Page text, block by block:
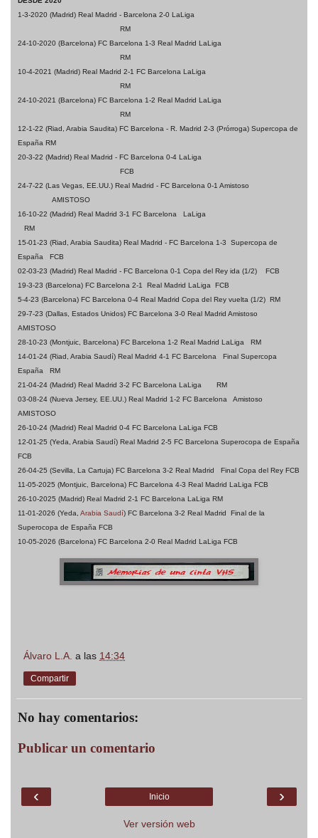
1-3-2020 (Madrid) Real Madrid - Barcelona 2-0 LaLiga
RM
24-10-2020 (Barcelona) FC Barcelona 1-3 Real Madrid LaLiga
RM
10-4-2021 (Madrid) Real Madrid 2-1 FC Barcelona LaLiga
RM
24-10-2021 (Barcelona) FC Barcelona 1-2 Real Madrid LaLiga
RM
12-1-22 (Riad, Arabia Saudita) FC Barcelona - R. Madrid 2-3 (Prórroga) Supercopa de
España RM
20-3-22 (Madrid) Real Madrid - FC Barcelona 0-4 LaLiga
FCB
24-7-22 (Las Vegas, EE.UU.) Real Madrid - FC Barcelona 0-1 Amistoso
AMISTOSO
16-10-22 (Madrid) Real Madrid 3-1 FC Barcelona LaLiga
RM
15-01-23 (Riad, Arabia Saudita) Real Madrid - FC Barcelona 1-3 Supercopa de
España FCB
02-03-23 (Madrid) Real Madrid - FC Barcelona 0-1 Copa del Rey ida (1/2) FCB
19-3-23 (Barcelona) FC Barcelona 2-1 Real Madrid LaLiga FCB
5-4-23 (Barcelona) FC Barcelona 0-4 Real Madrid Copa del Rey vuelta (1/2) RM
29-7-23 (Dallas, Estados Unidos) FC Barcelona 3-0 Real Madrid Amistoso
AMISTOSO
28-10-23 (Montjuic, Barcelona) FC Barcelona 1-2 Real Madrid LaLiga RM
14-01-24 (Riad, Arabia Saudí) Real Madrid 4-1 FC Barcelona Final Supercopa
España RM
21-04-24 (Madrid) Real Madrid 3-2 FC Barcelona LaLiga RM
03-08-24 (Nueva Jersey, EE.UU.) Real Madrid 1-2 FC Barcelona Amistoso
AMISTOSO
26-10-24 (Madrid) Real Madrid 0-4 FC Barcelona LaLiga FCB
12-01-25 (Yeda, Arabia Saudí) Real Madrid 2-5 FC Barcelona Superocopa de España
FCB
26-04-25 (Sevilla, La Cartuja) FC Barcelona 3-2 Real Madrid Final Copa del Rey FCB
11-05-2025 (Montjuic, Barcelona) FC Barcelona 4-3 Real Madrid LaLiga FCB
26-10-2025 (Madrid) Real Madrid 2-1 FC Barcelona LaLiga RM
11-01-2026 (Yeda, Arabia Saudí) FC Barcelona 3-2 Real Madrid Final de la
Superocopa de España FCB
10-05-2026 (Barcelona) FC Barcelona 2-0 Real Madrid LaLiga FCB
Álvaro L.A. a las 14:34
Compartir
No hay comentarios:
Publicar un comentario
‹ ›
Inicio
Ver versión web